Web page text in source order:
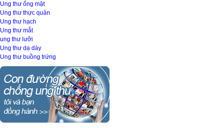
Ung thư ống mật
Ung thư thực quản
Ung thư hạch
Ung thư mắt
ung thư lưỡi
Ung thư dạ dày
Ung thư buồng trứng